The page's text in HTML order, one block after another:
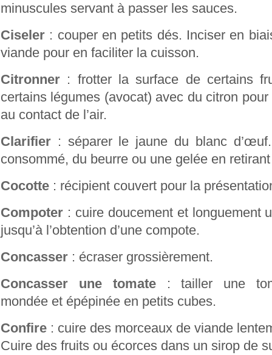
minuscules servant à passer les sauces.
Ciseler : couper en petits dés. Inciser en
viande pour en faciliter la cuisson.
Citronner : frotter la surface de certains
certains légumes (avocat) avec du citron
au contact de l’air.
Clarifier : séparer le jaune du blanc
consommé, du beurre ou une gelée en
Cocotte : récipient couvert pour la
Compoter : cuire doucement et longuement
jusqu’à l’obtention d’une compote.
Concasser : écraser grossièrement.
Concasser une tomate: tailler une
mondée et épépinée en petits cubes.
Confire : cuire des morceaux de viande
Cuire des fruits ou écorces dans un sirop de